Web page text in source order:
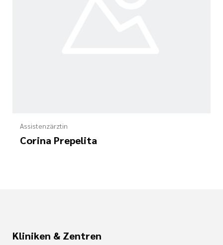
Assistenzärztin
Corina Prepelita
Kliniken & Zentren